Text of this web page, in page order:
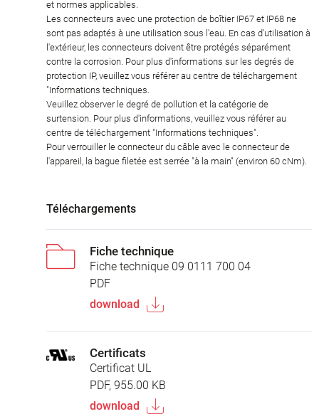
et normes applicables.
Les connecteurs avec une protection de boîtier IP67 et IP68 ne
sont pas adaptés à une utilisation sous l'eau. En cas d'utilisation à
l'extérieur, les connecteurs doivent être protégés séparément
contre la corrosion. Pour plus d'informations sur les degrés de
protection IP, veuillez vous référer au centre de téléchargement
"Informations techniques.
Veuillez observer le degré de pollution et la catégorie de
surtension. Pour plus d'informations, veuillez vous référer au
centre de téléchargement "Informations techniques".
Pour verrouiller le connecteur du câble avec le connecteur de
l'appareil, la bague filetée est serrée "à la main" (environ 60 cNm).
Téléchargements
Fiche technique
Fiche technique 09 0111 700 04
PDF
download
Certificats
Certificat UL
PDF, 955.00 KB
download